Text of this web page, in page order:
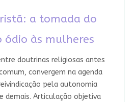
a tomada do
ódio às mulheres
doutrinas religiosas antes
convergem na agenda
pela autonomia
demais. Articulação objetiva